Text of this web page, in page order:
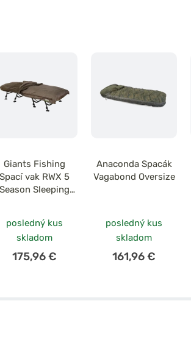
Giants Fishing
Spací vak RWX 5
Season Sleeping
posledný kus
skladom
175,96 €
Anaconda Spacák
Vagabond Oversize
posledný kus
skladom
161,96 €